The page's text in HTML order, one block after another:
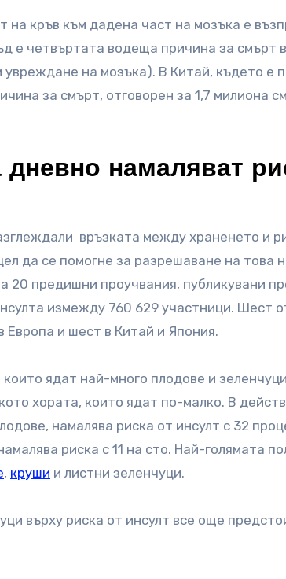
на кръв към дадена част на мозъка е
е четвъртата водеща причина за смърт
на мозъка). В Китай, където е
за смърт, отговорен за 1,7 милиона
намаляват
връзката между храненето и
да се помогне за разрешаване на това
20 предишни проучвания, публикувани
измежду 760 629 участници. Шест
и шест в Китай и Япония.
ядат най-много плодове и
хората, които ядат по-малко. В
намалява риска от инсулт с 32
риска с 11 на сто. Най-голямата
, круши и листни зеленчуци.
върху риска от инсулт все още